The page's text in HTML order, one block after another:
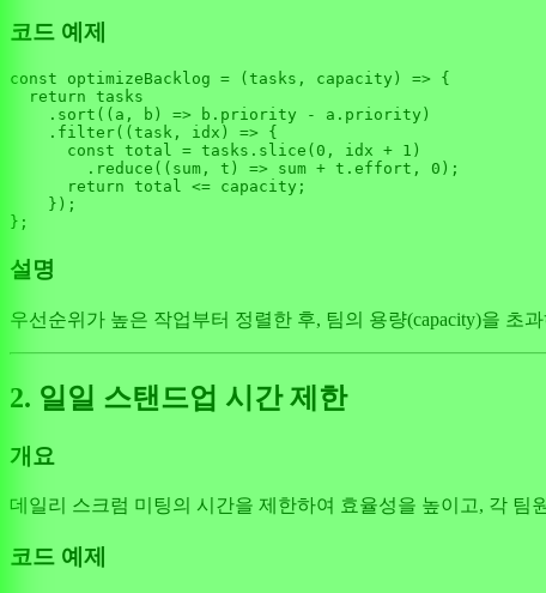
코드 예제
const optimizeBacklog = ( tasks, capacity ) => {
return tasks
    .
sort ( ( a, b ) => b. priority - a. priority )
    .
filter( ( task, idx ) => {
const total = tasks. slice ( 0 , idx + 1 )
        .
reduce ( ( sum, t ) => sum + t. effort , 0 );
return total <= capacity;
    });
설명
우선순위가 높은 작업부터 정렬한 후, 팀의 용량(capacity)을 초
2. 일일 스탠드업 시간 제한
개요
데일리 스크럼 미팅의 시간을 제한하여 효율성을 높이고, 각 팀
코드 예제